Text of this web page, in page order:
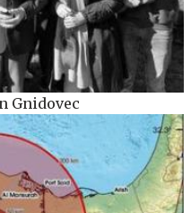
Gnidovec